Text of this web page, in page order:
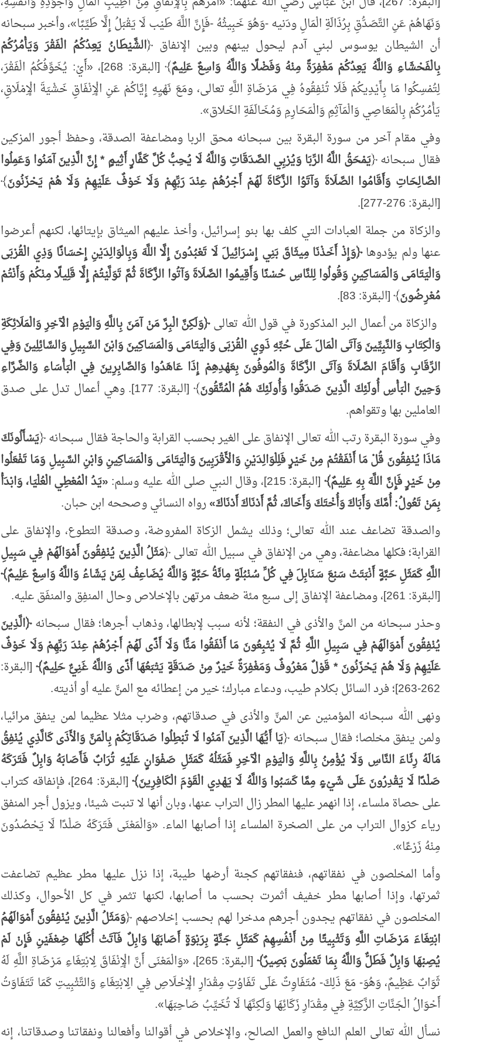
وَنَهَاهُمْ عَنِ التَّصَدُّقِ بِرُذَالَةِ الْمَالِ ودَنيه -وَهُوَ خَبِيثُهُ -فَإِنَّ اللَّهَ طَيْب لَا يَقْبَلُ إِلَّا طَيِّبًا»، وأخبر سبحانه
أن الشيطان يوسوس لبني آدم ليحول بينهم وبين الإنفاق ﴿الشَّيْطَانُ يَعِدُكُمُ الْفَقْرَ وَيَأْمُرُكُمْ
بِالْفَحْشَاءِ وَاللَّهُ يَعِدُكُمْ مَغْفِرَةً مِنْهُ وَفَضْلًا وَاللَّهُ وَاسِعٌ عَلِيمٌ﴾ [البقرة: 268]، «أَيْ: يُخَوِّفُكُمُ الْفَقْرَ،
لِتُمْسِكُوا مَا بِأَيْدِيكُمْ فَلَا تُنْفِقُوهُ فِي مَرْضَاةِ اللَّهِ تعالى، ومَعَ نَهْيِهِ إِيَّاكُمْ عَنِ الْإِنْفَاقِ خَشْيَةَ الْإِمْلَاقِ،
يَأْمُرُكُمْ بِالْمَعَاصِي وَالْمَآثِمِ وَالْمَحَارِمِ وَمُخَالَفَةِ الخَلاق»
.
وفي مقام آخر من سورة البقرة بين سبحانه محق الربا ومضاعفة الصدقة، وحفظ أجور المزكين
فقال سبحانه ﴿يَمْحَقُ اللَّهُ الرِّبَا وَيُرْبِي الصَّدَقَاتِ وَاللَّهُ لَا يُحِبُّ كُلَّ كَفَّارٍ أَثِيمٍ * إِنَّ الَّذِينَ آمَنُوا وَعَمِلُوا
الصَّالِحَاتِ وَأَقَامُوا الصَّلَاةَ وَآتَوُا الزَّكَاةَ لَهُمْ أَجْرُهُمْ عِنْدَ رَبِّهِمْ وَلَا خَوْفٌ عَلَيْهِمْ وَلَا هُمْ يَحْزَنُونَ﴾
[البقرة: 276-277].
والزكاة من جملة العبادات التي كلف بها بنو إسرائيل، وأخذ عليهم الميثاق بإيتائها، لكنهم أعرضوا
عنها ولم يؤدوها﴿وَإِذْ أَخَذْنَا مِيثَاقَ بَنِي إِسْرَائِيلَ لَا تَعْبُدُونَ إِلَّا اللَّهَ وَبِالْوَالِدَيْنِ إِحْسَانًا وَذِي الْقُرْبَى
وَالْيَتَامَى وَالْمَسَاكِينِ وَقُولُوا لِلنَّاسِ حُسْنًا وَأَقِيمُوا الصَّلَاةَ وَآتُوا الزَّكَاةَ ثُمَّ تَوَلَّيْتُمْ إِلَّا قَلِيلًا مِنْكُمْ وَأَنْتُمْ
مُعْرِضُونَ﴾ [البقرة: 83].
والزكاة من أعمال البر المذكورة في قول الله تعالى﴿وَلَكِنَّ الْبِرَّ مَنْ آمَنَ بِاللَّهِ وَالْيَوْمِ الْآخِرِ وَالْمَلَائِكَةِ
وَالْكِتَابِ وَالنَّبِيِّينَ وَآتَى الْمَالَ عَلَى حُبِّهِ ذَوِي الْقُرْبَى وَالْيَتَامَى وَالْمَسَاكِينَ وَابْنَ السَّبِيلِ وَالسَّائِلِينَ وَفِي
الرِّقَابِ وَأَقَامَ الصَّلَاةَ وَآتَى الزَّكَاةَ وَالْمُوفُونَ بِعَهْدِهِمْ إِذَا عَاهَدُوا وَالصَّابِرِينَ فِي الْبَأْسَاءِ وَالضَّرَّاءِ
وَحِينَ الْبَأْسِ أُولَئِكَ الَّذِينَ صَدَقُوا وَأُولَئِكَ هُمُ الْمُتَّقُونَ
﴾ [البقرة: 177]. وهي أعمال تدل على صدق
العاملين بها وتقواهم.
وفي سورة البقرة رتب الله تعالى الإنفاق على الغير بحسب القرابة والحاجة فقال سبحانه ﴿يَسْأَلُونَكَ
مَاذَا يُنْفِقُونَ قُلْ مَا أَنْفَقْتُمْ مِنْ خَيْرٍ فَلِلْوَالِدَيْنِ وَالْأَقْرَبِينَ وَالْيَتَامَى وَالْمَسَاكِينِ وَابْنِ السَّبِيلِ وَمَا تَفْعَلُوا
مِنْ خَيْرٍ فَإِنَّ اللَّهَ بِهِ عَلِيمٌ﴾[البقرة: 215]، وقال النبي صلى الله عليه وسلم: «يَدُ الْمُعْطِي الْعُلْيَا، وَابْدَأْ
بِمَنْ تَعُولُ: أُمَّكَ وَأَبَاكَ وَأُخْتَكَ وَأَخَاكَ، ثُمَّ أَدْنَاكَ أَدْنَاكَ»رواه النسائي وصححه ابن حبان.
والصدقة تضاعف عند الله تعالى؛ وذلك يشمل الزكاة المفروضة، وصدقة التطوع، والإنفاق على
القرابة؛ فكلها مضاعفة، وهي من الإنفاق في سبيل الله تعالى ﴿مَثَلُ الَّذِينَ يُنْفِقُونَ أَمْوَالَهُمْ فِي سَبِيلِ
اللَّهِ كَمَثَلِ حَبَّةٍ أَنْبَتَتْ سَبْعَ سَنَابِلَ فِي كُلِّ سُنْبُلَةٍ مِائَةُ حَبَّةٍ وَاللَّهُ يُضَاعِفُ لِمَنْ يَشَاءُ وَاللَّهُ وَاسِعٌ عَلِيمٌ﴾
[البقرة: 261]، ومضاعفة الإنفاق إلى سبع مئة ضعف مرتهن بالإخلاص وحال المنفِق والمنفَق عليه.
وحذر سبحانه من المنَّ والأذى في النفقة؛ لأنه سبب لإبطالها، وذهاب أجرها؛ فقال سبحانه﴿الَّذِينَ
يُنْفِقُونَ أَمْوَالَهُمْ فِي سَبِيلِ اللَّهِ ثُمَّ لَا يُتْبِعُونَ مَا أَنْفَقُوا مَنًّا وَلَا أَذًى لَهُمْ أَجْرُهُمْ عِنْدَ رَبِّهِمْ وَلَا خَوْفٌ
عَلَيْهِمْ وَلَا هُمْ يَحْزَنُونَ * قَوْلٌ مَعْرُوفٌ وَمَغْفِرَةٌ خَيْرٌ مِنْ صَدَقَةٍ يَتْبَعُهَا أَذًى وَاللَّهُ غَنِيٌّ حَلِيمٌ﴾[البقرة:
262-263]؛ فرد السائل بكلام طيب، ودعاء مبارك؛ خير من إعطائه مع المنِّ عليه أو أذيته.
ونهى الله سبحانه المؤمنين عن المنِّ والأذى في صدقاتهم، وضرب مثلا عظيما لمن ينفق مرائيا،
ولمن ينفق مخلصا؛ فقال سبحانه ﴿يَا أَيُّهَا الَّذِينَ آمَنُوا لَا تُبْطِلُوا صَدَقَاتِكُمْ بِالْمَنِّ وَالْأَذَى كَالَّذِي يُنْفِقُ
مَالَهُ رِئَاءَ النَّاسِ وَلَا يُؤْمِنُ بِاللَّهِ وَالْيَوْمِ الْآخِرِ فَمَثَلُهُ كَمَثَلِ صَفْوَانٍ عَلَيْهِ تُرَابٌ فَأَصَابَهُ وَابِلٌ فَتَرَكَهُ
صَلْدًا لَا يَقْدِرُونَ عَلَى شَيْءٍ مِمَّا كَسَبُوا وَاللَّهُ لَا يَهْدِي الْقَوْمَ الْكَافِرِينَ﴾
[البقرة: 264]، فإنفاقه كتراب
على حصاة ملساء، إذا انهمر عليها المطر زال التراب عنها، وبان أنها لا تنبت شيئا، ويزول أجر المنفق
رياء كزوال التراب من على الصخرة الملساء إذا أصابها الماء. «وَالْمَعْنَى فَتَرَكَهُ صَلْدًا لَا يَحْصُدُونَ
مِنْهُ زَرْعًا»
.
وأما المخلصون في نفقاتهم، فنفقاتهم كجنة أرضها طيبة، إذا نزل عليها مطر عظيم تضاعفت
ثمرتها، وإذا أصابها مطر خفيف أثمرت بحسب ما أصابها، لكنها تثمر في كل الأحوال، وكذلك
المخلصون في نفقاتهم يجدون أجرهم مدخرا لهم بحسب إخلاصهم ﴿وَمَثَلُ الَّذِينَ يُنْفِقُونَ أَمْوَالَهُمُ
ابْتِغَاءَ مَرْضَاتِ اللَّهِ وَتَثْبِيتًا مِنْ أَنْفُسِهِمْ كَمَثَلِ جَنَّةٍ بِرَبْوَةٍ أَصَابَهَا وَابِلٌ فَآتَتْ أُكُلَهَا ضِعْفَيْنِ فَإِنْ لَمْ
يُصِبْهَا وَابِلٌ فَطَلٌّ وَاللَّهُ بِمَا تَعْمَلُونَ بَصِيرٌ﴾[البقرة: 265]، «وَالْمَعْنَى أَنَّ الْإِنْفَاقَ لِابْتِغَاءِ مَرْضَاةِ اللَّهِ لَهُ
ثَوَابٌ عَظِيمٌ، وَهُوَ- مَعَ ذَلِكَ- مُتَفَاوِتٌ عَلَى تَفَاوُتِ مِقْدَارِ الْإِخْلَاصِ فِي الِابْتِغَاءِ وَالتَّثْبِيتِ كَمَا تَتَفَاوَتُ
أَحْوَالُ الْجَنَّاتِ الزَّكِيَّةِ فِي مِقْدَارِ زَكَائِهَا وَلَكِنَّهَا لَا تُخَيِّبُ صَاحِبَهَا»
.
نسأل الله تعالى العلم النافع والعمل الصالح، والإخلاص في أقوالنا وأفعالنا ونفقاتنا وصدقاتنا، إنه